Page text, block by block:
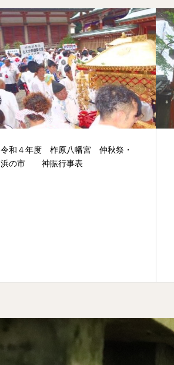
令和４年度 柞原八幡宮 仲秋祭・
浜の市 神賑行事表